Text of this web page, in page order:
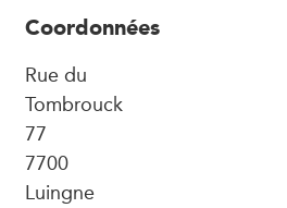
Coordonnées
Rue du
Tombrouck
77
7700
Luingne